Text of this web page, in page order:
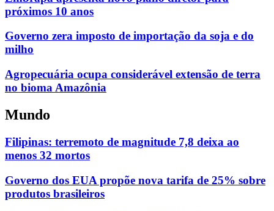
próximos 10 anos
Governo zera imposto de importação da soja e do
milho
Agropecuária ocupa considerável extensão de terra
no bioma Amazônia
Mundo
Filipinas: terremoto de magnitude 7,8 deixa ao
menos 32 mortos
Governo dos EUA propõe nova tarifa de 25% sobre
produtos brasileiros